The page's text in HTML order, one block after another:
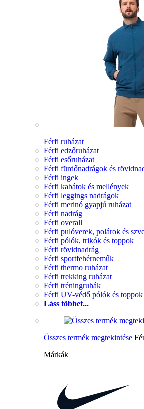
Férfi ruházat
Férfi edzőruházat
Férfi esőruházat
Férfi fürdőnadrágok és
Férfi ingek
Férfi kabátok és mellények
Férfi leggings nadrágok
Férfi merinó gyapjú ruházat
Férfi nadrág
Férfi overall
Férfi pulóverek, polárok és
Férfi pólók, trikók és toppok
Férfi rövidnadrág
Férfi sportfehérneműk
Férfi thermo ruházat
Férfi trekking ruházat
Férfi tréningruhák
Férfi UV-védő pólók és toppok
Láss többet...
Összes termék megtekintése
Márkák